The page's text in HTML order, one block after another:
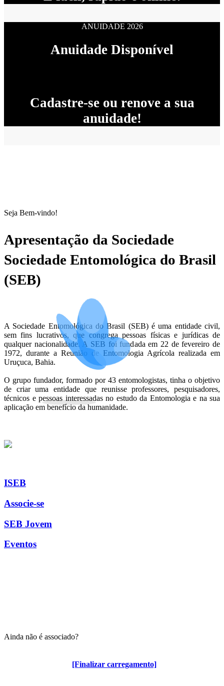
[Finalizar carregamento]
ANUIDADE 2026
Anuidade Disponível
Cadastre-se ou renove a sua
anuidade!
Seja Bem-vindo!
Apresentação da Sociedade
Sociedade Entomológica do Brasil
(SEB)
A Sociedade Entomológica do Brasil (SEB) é uma entidade civil,
sem fins lucrativos, que congrega pessoas físicas e jurídicas de
qualquer nacionalidade. A SEB foi fundada em 22 de fevereiro de
1972, durante a Reunião de Entomologia Agrícola realizada em
Uruçuca, Bahia.
O grupo fundador, formado por 43 entomologistas, tinha o objetivo
de criar uma entidade que reunisse professores, pesquisadores,
técnicos e pessoas interessadas no estudo da Entomologia e na sua
aplicação em benefício da humanidade.
ISEB
Associe-se
SEB Jovem
Eventos
Ainda não é associado?
Algumas vantagens para associados